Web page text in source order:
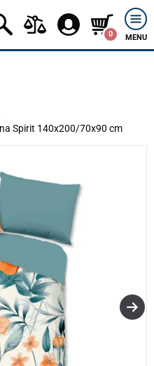
0 MENU
Spirit 140x200/70x90 cm